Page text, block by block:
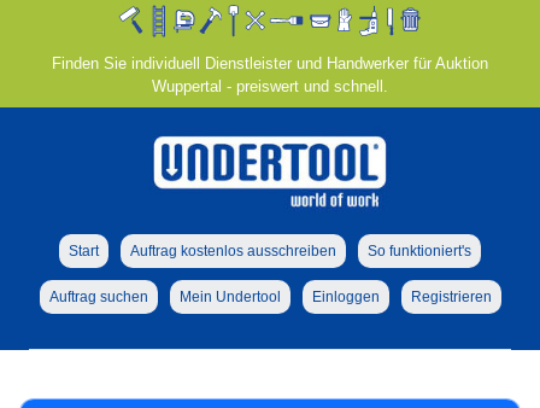
Finden Sie individuell Dienstleister und Handwerker für Auktion
Wuppertal - preiswert und schnell.
Start Auftrag kostenlos ausschreiben So funktioniert's
Auftrag suchen Mein Undertool Einloggen Registrieren